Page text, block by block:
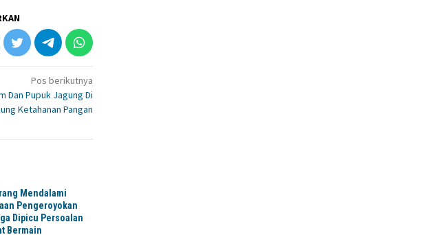
Pos berikutnya
Dan Pupuk Jagung Di
Ketahanan Pangan
Mendalami
Pengeroyokan
Dipicu Persoalan
Bermain